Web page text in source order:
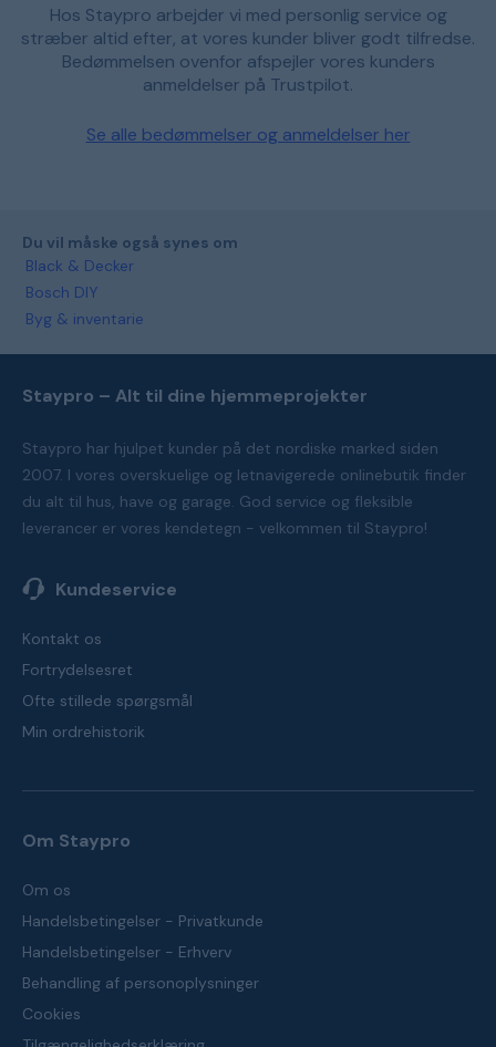
Hos Staypro arbejder vi med personlig service og
stræber altid efter, at vores kunder bliver godt tilfredse.
Bedømmelsen ovenfor afspejler vores kunders
anmeldelser på Trustpilot.
Se alle bedømmelser og anmeldelser her
Du vil måske også synes om
Black & Decker
Bosch DIY
Byg & inventarie
Staypro – Alt til dine hjemmeprojekter
Staypro har hjulpet kunder på det nordiske marked siden
2007. I vores overskuelige og letnavigerede onlinebutik finder
du alt til hus, have og garage. God service og fleksible
leverancer er vores kendetegn - velkommen til Staypro!
Kundeservice
Kontakt os
Fortrydelsesret
Ofte stillede spørgsmål
Min ordrehistorik
Om Staypro
Om os
Handelsbetingelser - Privatkunde
Handelsbetingelser - Erhverv
Behandling af personoplysninger
Cookies